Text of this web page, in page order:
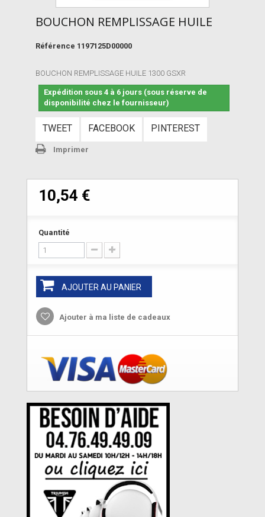
BOUCHON REMPLISSAGE HUILE
Référence 1197125D00000
BOUCHON REMPLISSAGE HUILE 1300 GSXR
Expédition sous 4 à 6 jours (sous réserve de
disponibilité chez le fournisseur)
TWEET FACEBOOK PINTEREST
Imprimer
10,54 €
Quantité
AJOUTER AU PANIER
Ajouter à ma liste de cadeaux